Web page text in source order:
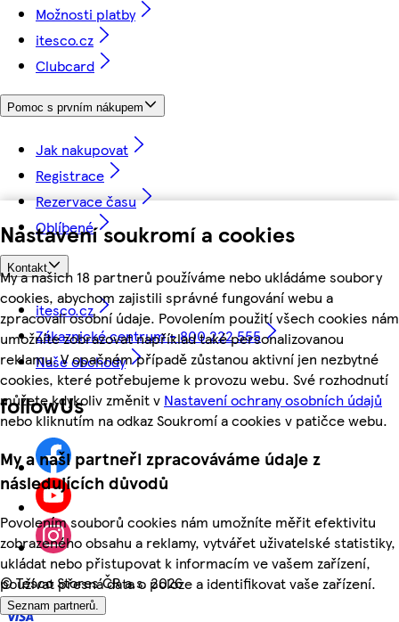
Nastavení soukromí a cookies
My a našich 18 partnerů používáme nebo ukládáme soubory
cookies, abychom zajistili správné fungování webu a
zpracovali osobní údaje. Povolením použití všech cookies nám
umožníte zobrazovat například také personalizovanou
reklamu. V opačném případě zůstanou aktivní jen nezbytné
cookies, které potřebujeme k provozu webu. Své rozhodnutí
můžete kdykoliv změnit v Nastavení ochrany osobních údajů
nebo kliknutím na odkaz Soukromí a cookies v patičce webu.
My a naši partneři zpracováváme údaje z
následujících důvodů
Povolením souborů cookies nám umožníte měřit efektivitu
zobrazeného obsahu a reklamy, vytvářet uživatelské statistiky,
ukládat nebo přistupovat k informacím ve vašem zařízení,
používat přesná data o poloze a identifikovat vaše zařízení.
Seznam partnerů.
Možnosti platby
itesco.cz
Clubcard
Pomoc s prvním nákupem
Jak nakupovat
Registrace
Rezervace času
Oblíbené
Kontakt
itesco.cz
Zákaznické centrum - 800 222 555
Naše obchody
followUs
©Tesco Stores ČR a.s. 2026